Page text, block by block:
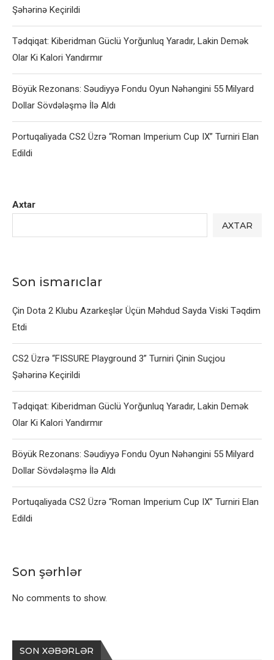
Axtar
AXTAR
Son ismarıclar
Çin Dota 2 Klubu Azarkeşlər Üçün Məhdud Sayda Viski Təqdim
Etdi
CS2 Üzrə “FISSURE Playground 3” Turniri Çinin Suçjou
Şəhərinə Keçirildi
Tədqiqat: Kiberidman Güclü Yorğunluq Yaradır, Lakin Demək
Olar Ki Kalori Yandırmır
Böyük Rezonans: Səudiyyə Fondu Oyun Nəhəngini 55 Milyard
Dollar Sövdələşmə İlə Aldı
Portuqaliyada CS2 Üzrə “Roman Imperium Cup IX” Turniri Elan
Edildi
Son şərhlər
No comments to show.
SON XƏBƏRLƏR
Şəhərinə Keçirildi
Tədqiqat: Kiberidman Güclü Yorğunluq Yaradır, Lakin Demək
Olar Ki Kalori Yandırmır
Böyük Rezonans: Səudiyyə Fondu Oyun Nəhəngini 55 Milyard
Dollar Sövdələşmə İlə Aldı
Portuqaliyada CS2 Üzrə “Roman Imperium Cup IX” Turniri Elan
Edildi